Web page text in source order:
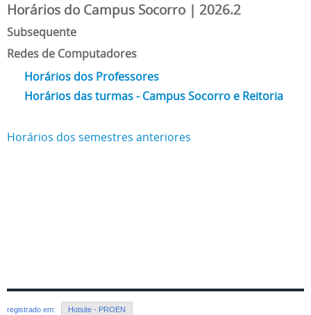
Horários do Campus Socorro | 2026.2
Subsequente
Redes de Computadores
Horários dos Professores
Horários das turmas - Campus Socorro e Reitoria
Horários dos semestres anteriores
registrado em: Hotsite - PROEN